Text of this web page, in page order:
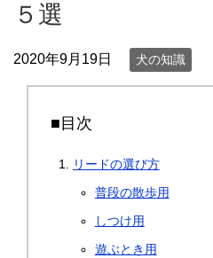
５選
2020年9月19日 犬の知識
■目次
リードの選び方
普段の散歩用
しつけ用
遊ぶとき用